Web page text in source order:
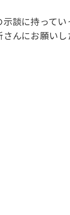
談に持って
んにお願いし